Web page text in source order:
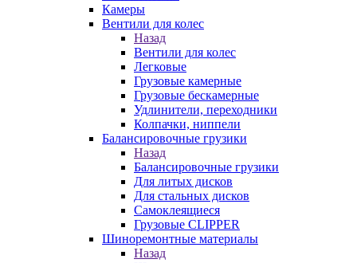
Камеры
Вентили для колес
Назад
Вентили для колес
Легковые
Грузовые камерные
Грузовые бескамерные
Удлинители, переходники
Колпачки, ниппели
Балансировочные грузики
Назад
Балансировочные грузики
Для литых дисков
Для стальных дисков
Самоклеящиеся
Грузовые CLIPPER
Шиноремонтные материалы
Назад